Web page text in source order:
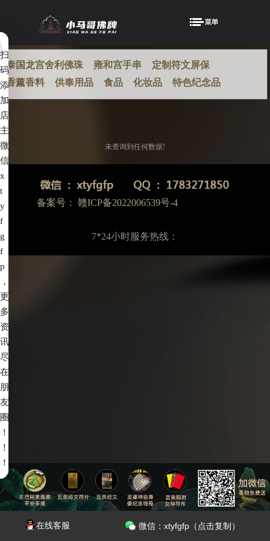
泰国龙宫舍利佛珠 雍和宫手串
定制符文屏保
香薰香料
供奉用品 食品 化妆品 特色纪念品
未查询到任何数据!
备案号： 赣ICP备2022006539号-4
7*24小时服务热线：
扫
码
添
加
店
主
微
信
x
t
y
f
g
f
p
，
更
多
资
讯
尽
在
朋
友
圈
！
！
！
在线客服 微信：xtyfgfp（点击复制）